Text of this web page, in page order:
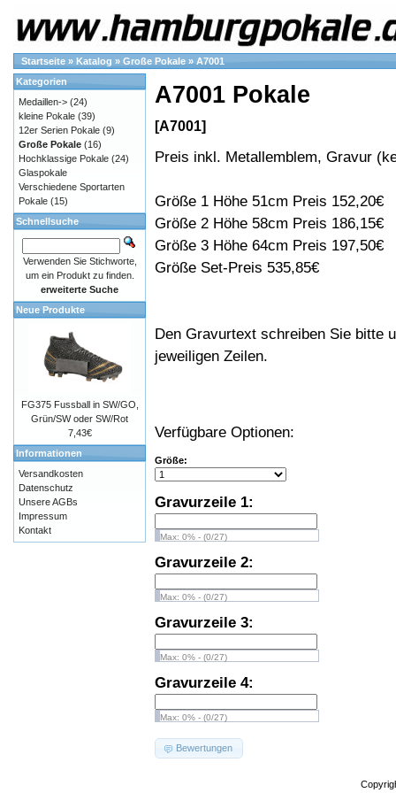
Startseite » Katalog » Große Pokale » A7001
A7001 Pokale
[A7001]
Preis inkl. Metallemblem, Gravur
Größe 1 Höhe 51cm Preis 152,20€
Größe 2 Höhe 58cm Preis 186,15€
Größe 3 Höhe 64cm Preis 197,50€
Größe Set-Preis 535,85€
Den Gravurtext schreiben Sie bitte
jeweiligen Zeilen.
Verfügbare Optionen:
Größe:
Gravurzeile 1:
Max: 0% - (0/27)
Gravurzeile 2:
Max: 0% - (0/27)
Gravurzeile 3:
Max: 0% - (0/27)
Gravurzeile 4:
Max: 0% - (0/27)
Bewertungen
Kategorien
Medaillen-> (24)
kleine Pokale (39)
12er Serien Pokale (9)
Große Pokale (16)
Hochklassige Pokale (24)
Glaspokale
Verschiedene Sportarten
Pokale (15)
Schnellsuche
Verwenden Sie Stichworte,
um ein Produkt zu finden.
erweiterte Suche
Neue Produkte
FG375 Fussball in SW/GO,
Grün/SW oder SW/Rot
7,43€
Informationen
Versandkosten
Datenschutz
Unsere AGBs
Impressum
Kontakt